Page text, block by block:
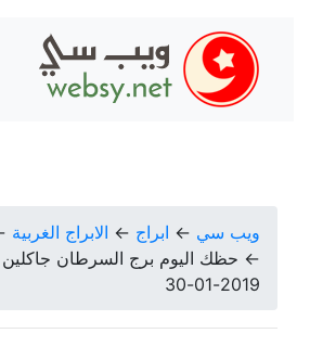
ويب سي ← ابراج ← الابراج الغربية
← حظك اليوم برج السرطان جاكلين
2019-01-30